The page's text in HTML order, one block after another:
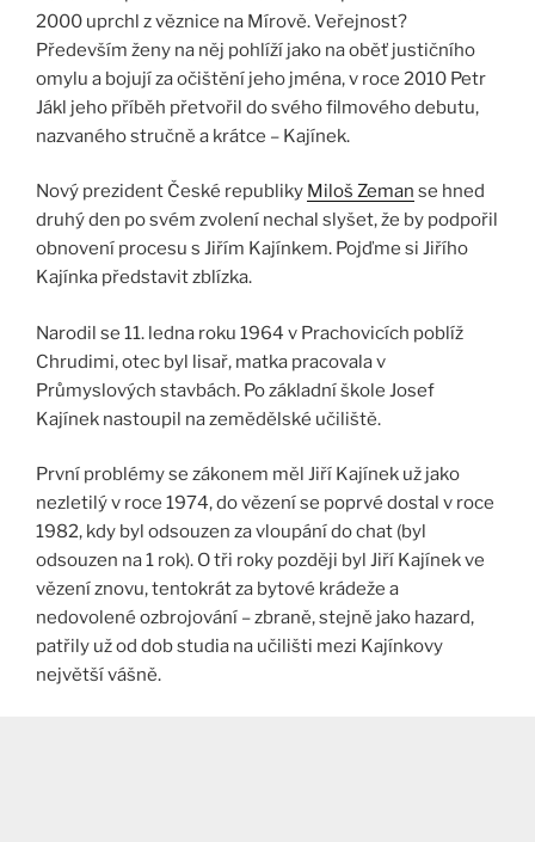
2000 uprchl z věznice na Mírově. Veřejnost?
Především ženy na něj pohlíží jako na oběť justičního
omylu a bojují za očištění jeho jména, v roce 2010 Petr
Jákl jeho příběh přetvořil do svého filmového debutu,
nazvaného stručně a krátce – Kajínek.
Nový prezident České republiky Miloš Zeman se hned
druhý den po svém zvolení nechal slyšet, že by podpořil
obnovení procesu s Jiřím Kajínkem. Pojďme si Jiřího
Kajínka představit zblízka.
Narodil se 11. ledna roku 1964 v Prachovicích poblíž
Chrudimi, otec byl lisař, matka pracovala v
Průmyslových stavbách. Po základní škole Josef
Kajínek nastoupil na zemědělské učiliště.
První problémy se zákonem měl Jiří Kajínek už jako
nezletilý v roce 1974, do vězení se poprvé dostal v roce
1982, kdy byl odsouzen za vloupání do chat (byl
odsouzen na 1 rok). O tři roky později byl Jiří Kajínek ve
vězení znovu, tentokrát za bytové krádeže a
nedovolené ozbrojování – zbraně, stejně jako hazard,
patřily už od dob studia na učilišti mezi Kajínkovy
největší vášně.